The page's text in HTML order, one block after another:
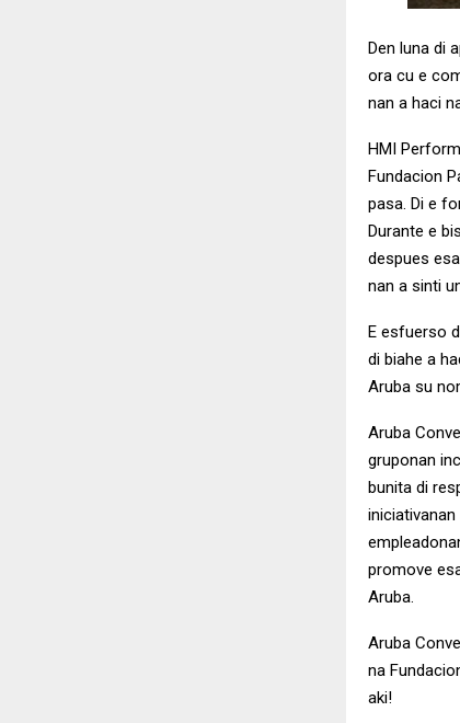
Den luna di
ora cu e
nan a haci
HMI
Fundacion
pasa. Di e
Durante e
despues
nan a sinti
E esfuerso
di biahe a
Aruba su
Aruba
gruponan
bunita di
promove
Aruba.
Aruba
na
aki!